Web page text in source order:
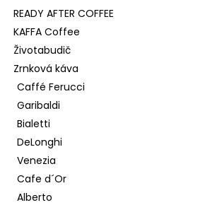
READY AFTER COFFEE
KAFFA Coffee
Životabudič
Zrnková káva
Caffé Ferucci
Garibaldi
Bialetti
DeLonghi
Venezia
Cafe d´Or
Alberto
BORBONE CREMA CLASSICA
KÁVA 1 KG
Kč
461 Kč